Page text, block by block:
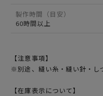
製作時間（目安）
60時間以上
【注意事項】
※別途、縫い糸・縫い針・し
【在庫表示について】